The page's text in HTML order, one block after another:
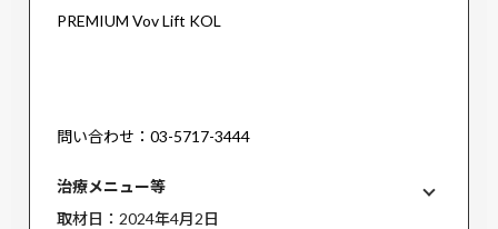
PREMIUM Vov Lift KOL
問い合わせ：03-5717-3444
治療メニュー等
取材日：2024年4月2日